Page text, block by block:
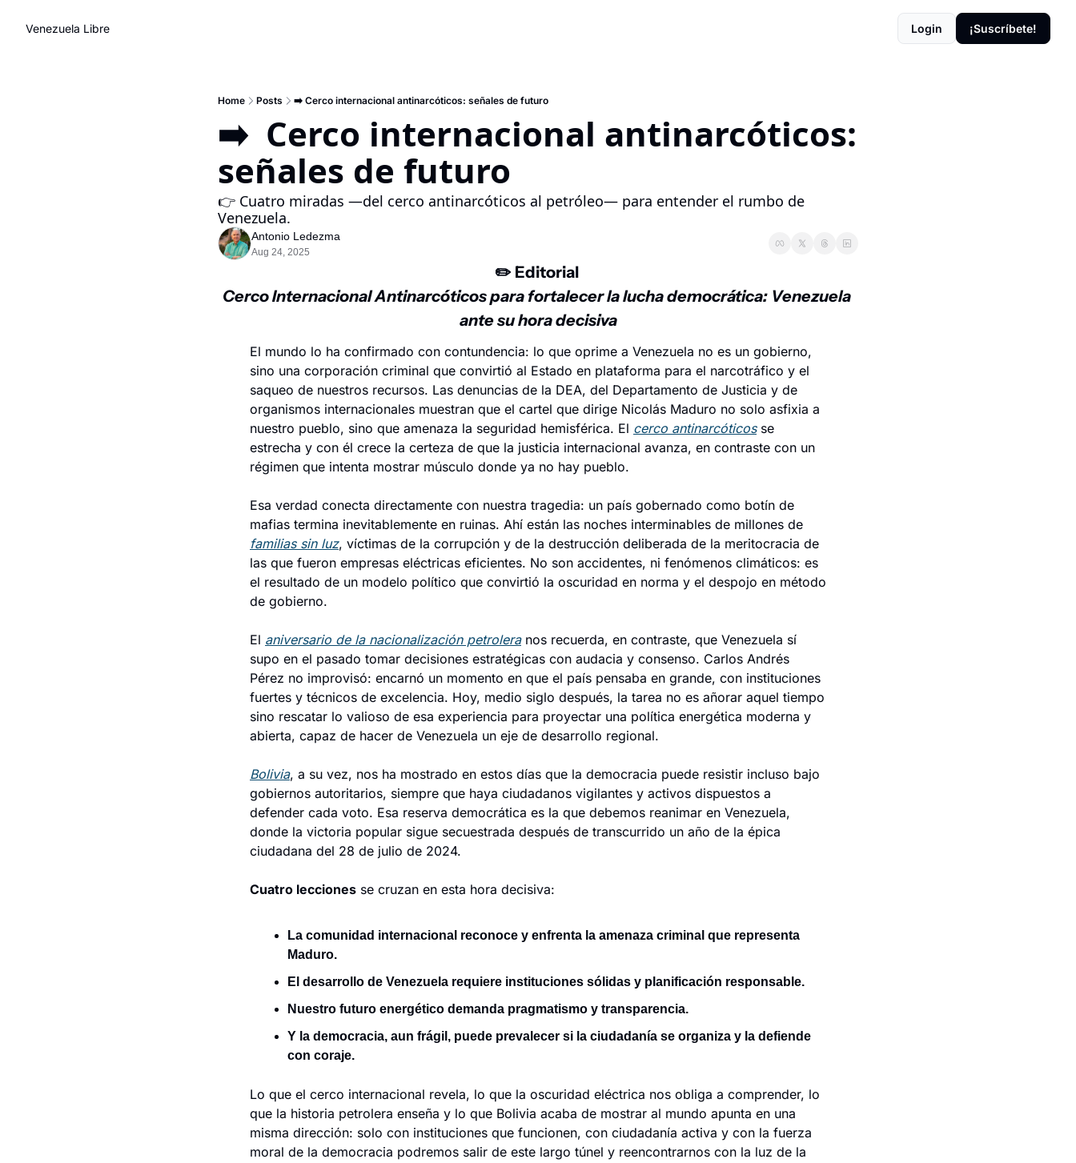
Venezuela Libre Login ¡Suscríbete!
Home Posts ➡️ Cerco internacional antinarcóticos: señales de futuro
➡️  Cerco internacional antinarcóticos:
señales de futuro
👉 Cuatro miradas —del cerco antinarcóticos al petróleo— para entender el rumbo de
Venezuela.
Antonio Ledezma
Aug 24, 2025
✏️ Editorial
Cerco Internacional Antinarcóticos para fortalecer la lucha democrática: Venezuela
ante su hora decisiva
El mundo lo ha confirmado con contundencia: lo que oprime a Venezuela no es un gobierno,
sino una corporación criminal que convirtió al Estado en plataforma para el narcotráfico y el
saqueo de nuestros recursos. Las denuncias de la DEA, del Departamento de Justicia y de
organismos internacionales muestran que el cartel que dirige Nicolás Maduro no solo asfixia a
nuestro pueblo, sino que amenaza la seguridad hemisférica. El cerco antinarcóticos se
estrecha y con él crece la certeza de que la justicia internacional avanza, en contraste con un
régimen que intenta mostrar músculo donde ya no hay pueblo.
Esa verdad conecta directamente con nuestra tragedia: un país gobernado como botín de
familias sin luz, víctimas de la corrupción y de la destrucción deliberada de la meritocracia de
las que fueron empresas eléctricas eficientes. No son accidentes, ni fenómenos climáticos: es
el resultado de un modelo político que convirtió la oscuridad en norma y el despojo en método
de gobierno.
El aniversario de la nacionalización petrolera nos recuerda, en contraste, que Venezuela sí
supo en el pasado tomar decisiones estratégicas con audacia y consenso. Carlos Andrés
Pérez no improvisó: encarnó un momento en que el país pensaba en grande, con instituciones
fuertes y técnicos de excelencia. Hoy, medio siglo después, la tarea no es añorar aquel tiempo
sino rescatar lo valioso de esa experiencia para proyectar una política energética moderna y
abierta, capaz de hacer de Venezuela un eje de desarrollo regional.
Bolivia, a su vez, nos ha mostrado en estos días que la democracia puede resistir incluso bajo
gobiernos autoritarios, siempre que haya ciudadanos vigilantes y activos dispuestos a
defender cada voto. Esa reserva democrática es la que debemos reanimar en Venezuela,
donde la victoria popular sigue secuestrada después de transcurrido un año de la épica
ciudadana del 28 de julio de 2024.
Cuatro lecciones se cruzan en esta hora decisiva:
La comunidad internacional reconoce y enfrenta la amenaza criminal que representa
Maduro.
El desarrollo de Venezuela requiere instituciones sólidas y planificación responsable.
Nuestro futuro energético demanda pragmatismo y transparencia.
Y la democracia, aun frágil, puede prevalecer si la ciudadanía se organiza y la defiende
con coraje.
Lo que el cerco internacional revela, lo que la oscuridad eléctrica nos obliga a comprender, lo
que la historia petrolera enseña y lo que Bolivia acaba de mostrar al mundo apunta en una
misma dirección: solo con instituciones que funcionen, con ciudadanía activa y con la fuerza
moral de la democracia podremos salir de este largo túnel y reencontrarnos con la luz de la